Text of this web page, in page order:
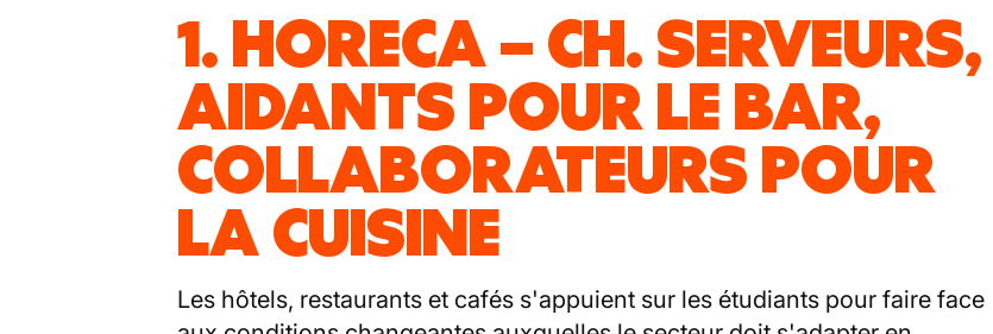
1. HORECA – CH. SERVEURS,
AIDANTS POUR LE BAR,
COLLABORATEURS POUR
LA CUISINE
Les hôtels, restaurants et cafés s'appuient sur les étudiants pour faire face